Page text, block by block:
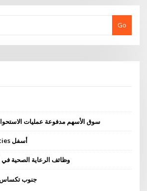
Go
سوق الأسهم مدفوعة عمليات
جميع cryptocurrencies أسفل
وظائف الرعاية الصحية
جنوب تكساس